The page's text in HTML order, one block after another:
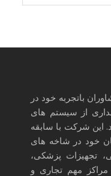
باتجربه خود در
از سیستم های
گردید. این شرکت با سابقه
خود در شاخه های
تجهیزات پزشکی،
مهم تجاری و